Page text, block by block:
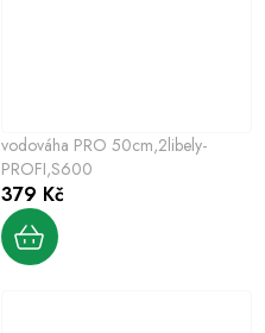
vodováha PRO 50cm,2libely-
PROFI,S600
379 Kč